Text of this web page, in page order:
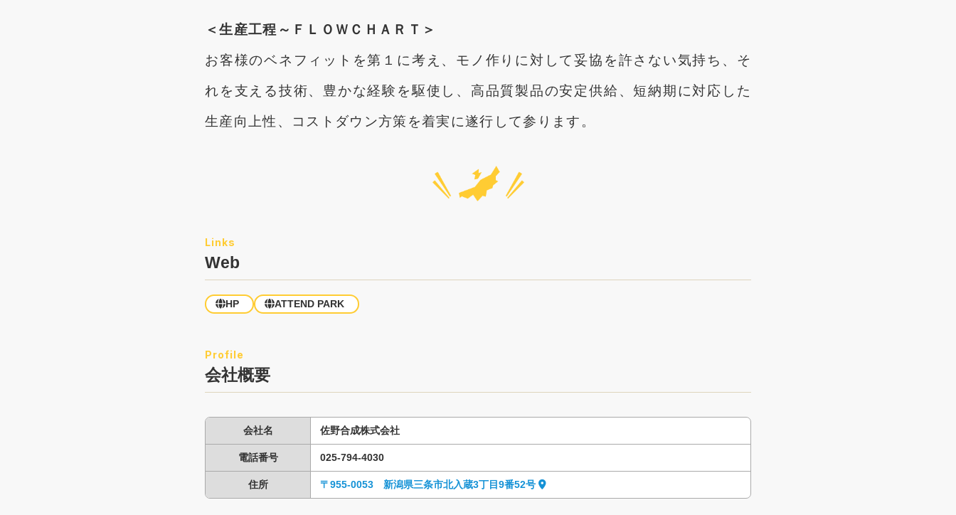
＜生産工程～ＦＬＯＷＣＨＡＲＴ＞
お客様のベネフィットを第１に考え、モノ作りに対して妥協を許さない気持ち、そ
れを支える技術、豊かな経験を駆使し、高品質製品の安定供給、短納期に対応した
生産向上性、コストダウン方策を着実に遂行して参ります。
Web
HP ATTEND PARK
会社概要
会社名 佐野合成株式会社
電話番号 025-794-4030
住所 〒955-0053 新潟県三条市北入蔵3丁目9番52号